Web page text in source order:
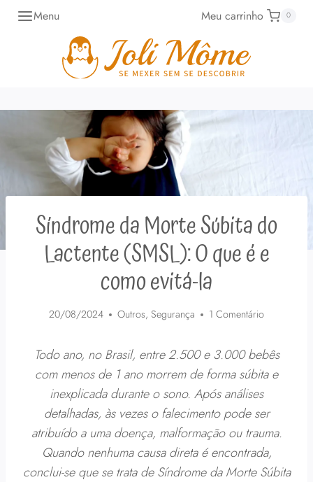
Pular Menu Meu carrinho 0
Síndrome da Morte Súbita do
Lactente (SMSL): O que é e
como evitá-la
20/08/2024 Outros, Segurança 1 Comentário
Todo ano, no Brasil, entre 2.500 e 3.000 bebês
com menos de 1 ano morrem de forma súbita e
inexplicada durante o sono. Após análises
detalhadas, às vezes o falecimento pode ser
atribuído a uma doença, malformação ou trauma.
Quando nenhuma causa direta é encontrada,
conclui-se que se trata de Síndrome da Morte Súbita